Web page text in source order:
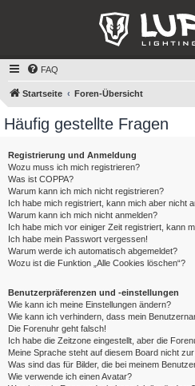
FAQ
Startseite Foren-Übersicht
Häufig gestellte Fragen
Registrierung und Anmeldung
Wozu muss ich mich registrieren?
Was ist COPPA?
Warum kann ich mich nicht registrieren?
Ich habe mich registriert, kann mich aber nicht
Warum kann ich mich nicht anmelden?
Ich habe mich vor einiger Zeit registriert, kann
Ich habe mein Passwort vergessen!
Warum werde ich automatisch abgemeldet?
Wozu ist die Funktion „Alle Cookies löschen“?
Benutzerpräferenzen und -einstellungen
Wie kann ich meine Einstellungen ändern?
Wie kann ich verhindern, dass mein
Die Forenuhr geht falsch!
Ich habe die Zeitzone eingestellt, aber die
Meine Sprache steht auf diesem Board nicht zur
Was sind das für Bilder, die bei meinem
Wie verwende ich einen Avatar?